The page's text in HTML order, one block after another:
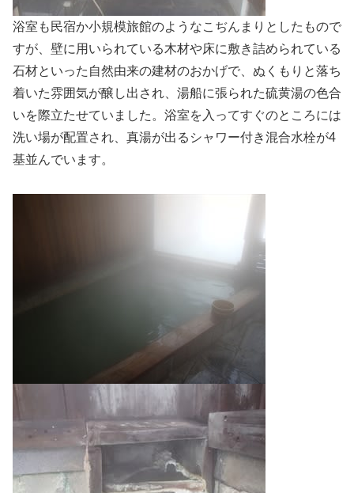
浴室も民宿か小規模旅館のようなこぢんまりとしたもので
すが、壁に用いられている木材や床に敷き詰められている
石材といった自然由来の建材のおかげで、ぬくもりと落ち
着いた雰囲気が醸し出され、湯船に張られた硫黄湯の色合
いを際立たせていました。浴室を入ってすぐのところには
洗い場が配置され、真湯が出るシャワー付き混合水栓が4
基並んでいます。